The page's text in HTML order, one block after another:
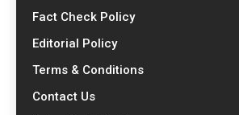
Fact Check Policy
Editorial Policy
Terms & Conditions
Contact Us